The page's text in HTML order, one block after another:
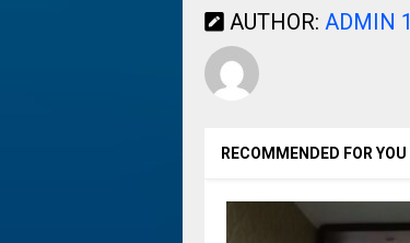
AUTHOR: ADMIN 1
RECOMMENDED FOR YOU